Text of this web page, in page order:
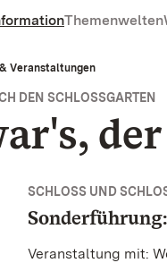
Themenwelten
Veranstaltungen
DEN SCHLOSSGARTEN
SCHLOSS UND
Veranstaltung mit: